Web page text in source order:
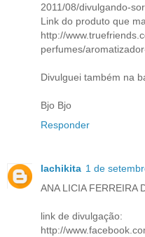
2011/08/divulgando-
Link do produto que
http://
perfumes/
Divulguei também na
Bjo Bjo
Responder
lachikita 1 de
ANA LICIA FERREIRA
link de divulgação:
http://